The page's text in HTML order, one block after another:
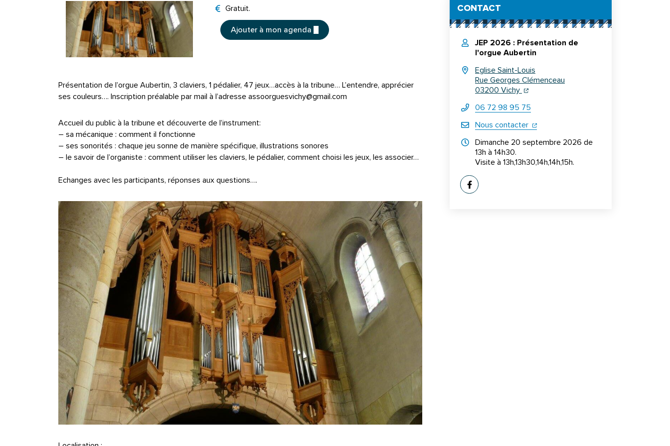
Tarifs
Gratuit.
Ajouter à mon agenda
Présentation de l’orgue Aubertin, 3 claviers, 1 pédalier, 47 jeux…accès à la tribune… L’entendre, apprécier
ses couleurs…. Inscription préalable par mail à l’adresse assoorguesvichy@gmail.com
Accueil du public à la tribune et découverte de l’instrument:
– sa mécanique : comment il fonctionne
– ses sonorités : chaque jeu sonne de manière spécifique, illustrations sonores
– le savoir de l’organiste : comment utiliser les claviers, le pédalier, comment choisi les jeux, les associer…
Echanges avec les participants, réponses aux questions….
CONTACT
JEP 2026 : Présentation de
l'orgue Aubertin
Eglise Saint-Louis
Rue Georges Clémenceau
03200 Vichy (ouverture dans un nouvel onglet)
(ouverture dans un nouvel onglet)
06 72 98 95 75
Nous contacter
(ouverture dans un nouvel onglet)
Horraires d'ouverture
Dimanche 20 septembre 2026 de
13h à 14h30.
Visite à 13h,13h30,14h,14h,15h.